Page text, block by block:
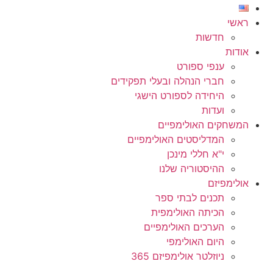
ראשי
חדשות
אודות
ענפי ספורט
חברי הנהלה ובעלי תפקידים
היחידה לספורט הישגי
ועדות
המשחקים האולימפיים
המדליסטים האולימפיים
י"א חללי מינכן
ההיסטוריה שלנו
אולימפיזם
תכנים לבתי ספר
הכיתה האולימפית
הערכים האולימפיים
היום האולימפי
ניוזלטר אולימפיזם 365